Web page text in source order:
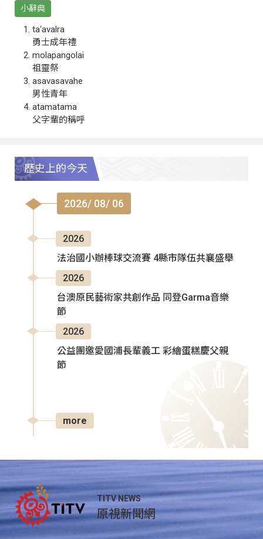
小辭典
ta‘avalra
勇士成年禮
molapangolai
祖靈祭
asavasavahe
男性青年
atamatama
父字輩的稱呼
歷史上的今天
2026/ 08/ 06
2026
法治國小辦棒球交流賽 4縣市隊伍共襄盛舉
2026
台澳原民藝術家共創作品 同登Garma音樂
節
2026
公益團邀愛國浦長輩義工 彩繪蛋糕慶父親
節
more
TITV NEWS
原視新聞網